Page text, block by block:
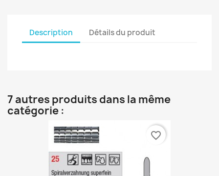
Description Détails du produit
7 autres produits dans la même
catégorie :
favorite_border